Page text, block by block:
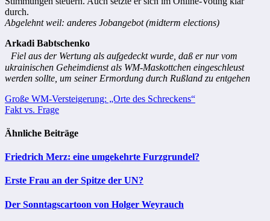
durch.
Abgelehnt weil: anderes Jobangebot (midterm elections)
Arkadi Babtschenko
Fiel aus der Wertung als aufgedeckt wurde, daß er nur vom
ukrainischen Geheimdienst als WM-Maskottchen eingeschleust
werden sollte, um seiner Ermordung durch Rußland zu entgehen
Beitragsnavigation
Große WM-Versteigerung: „Orte des Schreckens“
Fakt vs. Frage
Ähnliche Beiträge
Friedrich Merz: eine umgekehrte Furzgrundel?
Erste Frau an der Spitze der UN?
Der Sonntagscartoon von Holger Weyrauch